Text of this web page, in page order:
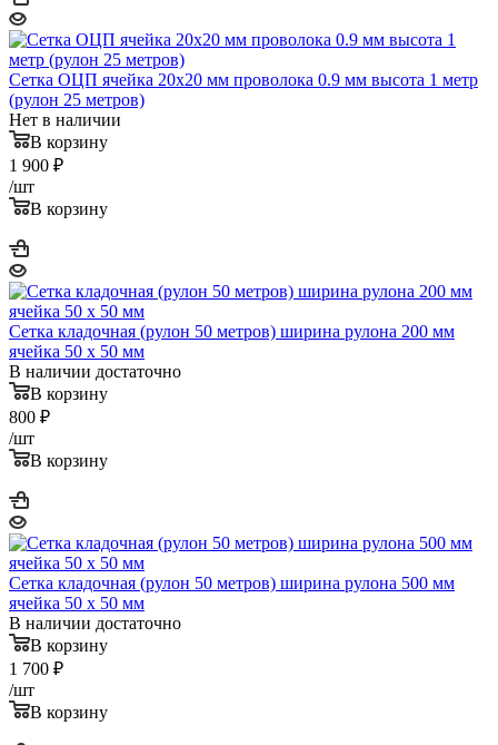
Сетка ОЦП ячейка 20х20 мм проволока 0.9 мм высота 1 метр
(рулон 25 метров)
Нет в наличии
В корзину
1 900 ₽
/шт
В корзину
Сетка кладочная (рулон 50 метров) ширина рулона 200 мм
ячейка 50 х 50 мм
В наличии достаточно
В корзину
800 ₽
/шт
В корзину
Сетка кладочная (рулон 50 метров) ширина рулона 500 мм
ячейка 50 х 50 мм
В наличии достаточно
В корзину
1 700 ₽
/шт
В корзину